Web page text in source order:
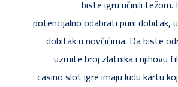
biste igru ​​učinili
potencijalno odabrati puni dobitak,
dobitak u novčićima. Da biste
uzmite broj zlatnika i njihovu
casino slot igre imaju ludu kartu